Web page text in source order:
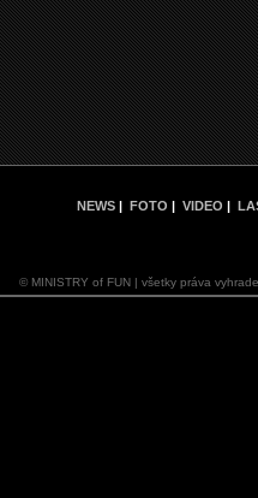
NEWS | FOTO | VIDEO |
© MINISTRY of FUN | všetky práva